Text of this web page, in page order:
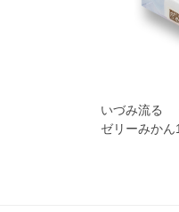
いづみ流るゝ
ゼリーみか
も1個・生水